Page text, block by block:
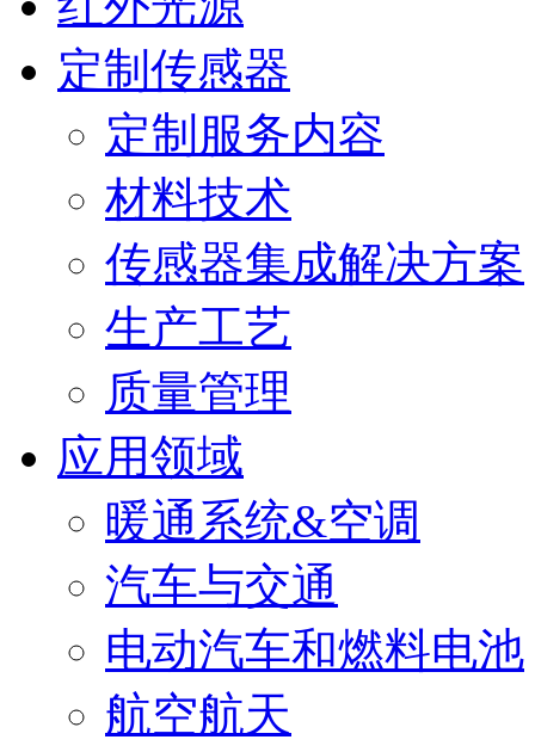
定制传感器
定制服务内容
材料技术
传感器集成解决方案
生产工艺
质量管理
应用领域
暖通系统&空调
汽车与交通
电动汽车和燃料电池
航空航天